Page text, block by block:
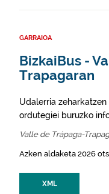
GARRAIOA
BizkaiBus -
Trapagaran
Udalerria
ordutegiei buruzko
Valle de Trápaga-
Azken aldaketa 2026
XML